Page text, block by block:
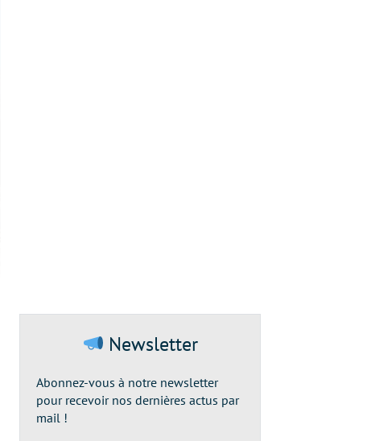
Newsletter
Abonnez-vous à notre newsletter
pour recevoir nos dernières actus par
mail !